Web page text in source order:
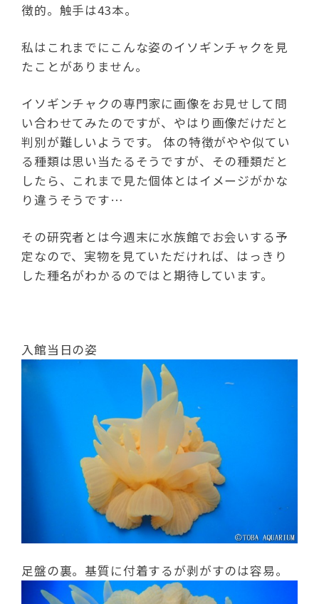
徴的。触手は43本。
私はこれまでにこんな姿のイソギンチャクを見
たことがありません。
イソギンチャクの専門家に画像をお見せして問
い合わせてみたのですが、やはり画像だけだと
判別が難しいようです。 体の特徴がやや似てい
る種類は思い当たるそうですが、その種類だと
したら、これまで見た個体とはイメージがかな
り違うそうです…
その研究者とは今週末に水族館でお会いする予
定なので、実物を見ていただければ、はっきり
した種名がわかるのではと期待しています。
入館当日の姿
足盤の裏。基質に付着するが剥がすのは容易。